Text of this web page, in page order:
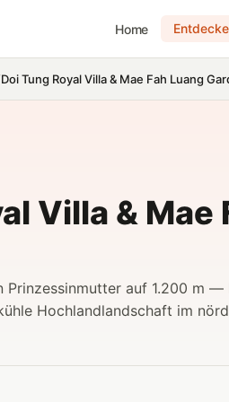
Home
Doi Tung Royal Villa & Mae Fah Luang
Villa & Mae
Prinzessinmutter auf 1.200 m —
Hochlandlandschaft im